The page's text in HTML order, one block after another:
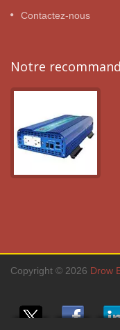
Contactez-nous
Notre
Copyright © 2026 Drow